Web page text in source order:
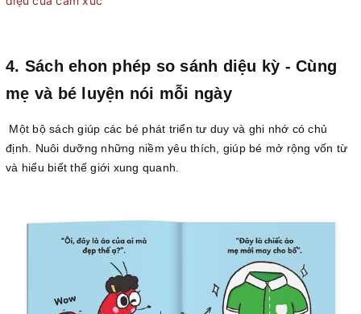
4. Sách ehon phép so sánh diệu kỳ - Cùng
mẹ và bé luyện nói mỗi ngày
Một bộ sách giúp các bé phát triển tư duy và ghi nhớ có chủ
định. Nuôi dưỡng những niềm yêu thích, giúp bé mở rộng vốn từ
và hiểu biết thế giới xung quanh.